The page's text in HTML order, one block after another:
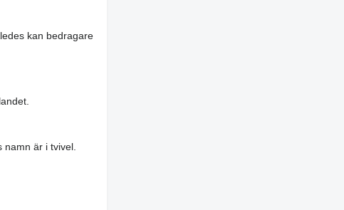
kan bedragare
är i tvivel.